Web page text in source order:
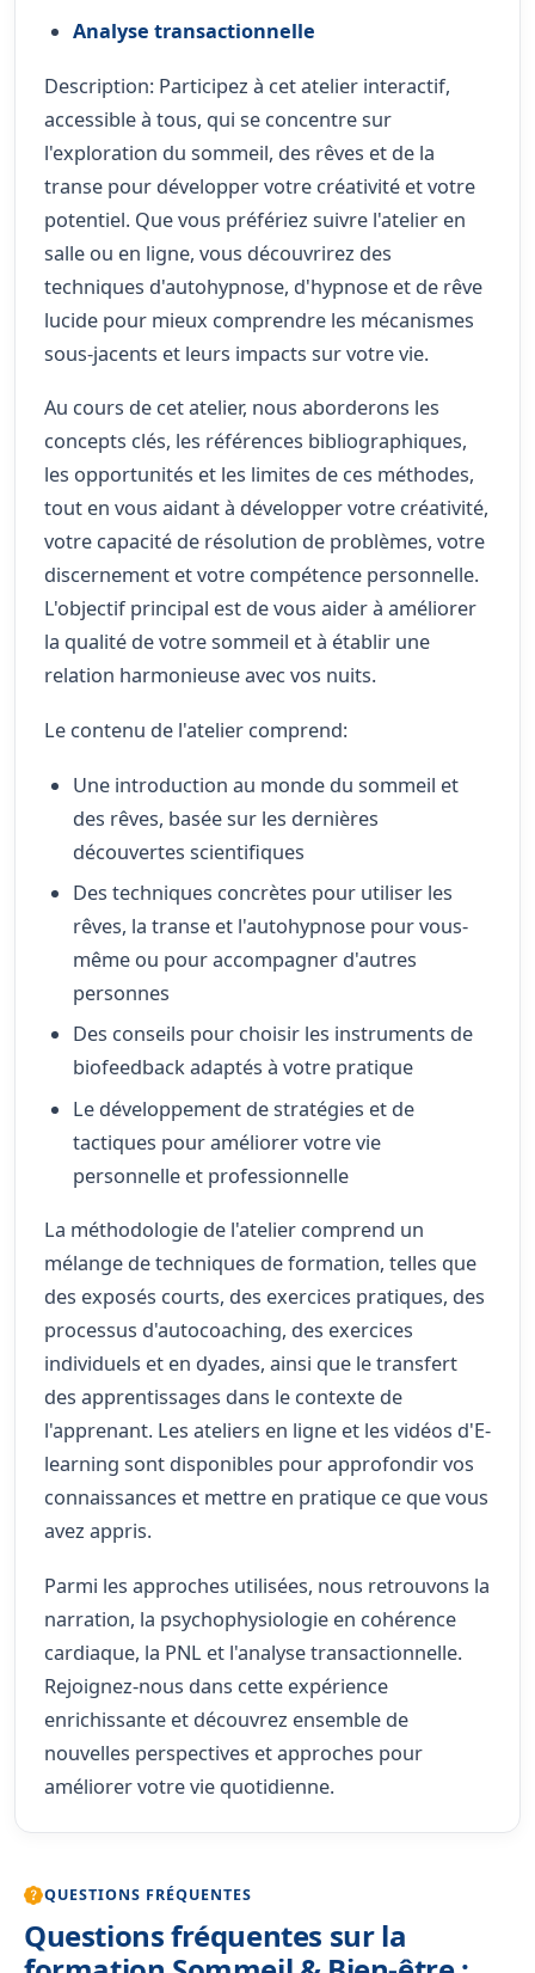
Analyse transactionnelle
Description: Participez à cet atelier interactif,
accessible à tous, qui se concentre sur
l'exploration du sommeil, des rêves et de la
transe pour développer votre créativité et votre
potentiel. Que vous préfériez suivre l'atelier en
salle ou en ligne, vous découvrirez des
techniques d'autohypnose, d'hypnose et de rêve
lucide pour mieux comprendre les mécanismes
sous-jacents et leurs impacts sur votre vie.
Au cours de cet atelier, nous aborderons les
concepts clés, les références bibliographiques,
les opportunités et les limites de ces méthodes,
tout en vous aidant à développer votre créativité,
votre capacité de résolution de problèmes, votre
discernement et votre compétence personnelle.
L'objectif principal est de vous aider à améliorer
la qualité de votre sommeil et à établir une
relation harmonieuse avec vos nuits.
Le contenu de l'atelier comprend:
Une introduction au monde du sommeil et
des rêves, basée sur les dernières
découvertes scientifiques
Des techniques concrètes pour utiliser les
rêves, la transe et l'autohypnose pour vous-
même ou pour accompagner d'autres
personnes
Des conseils pour choisir les instruments de
biofeedback adaptés à votre pratique
Le développement de stratégies et de
tactiques pour améliorer votre vie
personnelle et professionnelle
La méthodologie de l'atelier comprend un
mélange de techniques de formation, telles que
des exposés courts, des exercices pratiques, des
processus d'autocoaching, des exercices
individuels et en dyades, ainsi que le transfert
des apprentissages dans le contexte de
l'apprenant. Les ateliers en ligne et les vidéos d'E-
learning sont disponibles pour approfondir vos
connaissances et mettre en pratique ce que vous
avez appris.
Parmi les approches utilisées, nous retrouvons la
narration, la psychophysiologie en cohérence
cardiaque, la PNL et l'analyse transactionnelle.
Rejoignez-nous dans cette expérience
enrichissante et découvrez ensemble de
nouvelles perspectives et approches pour
améliorer votre vie quotidienne.
QUESTIONS FRÉQUENTES
Questions fréquentes sur la